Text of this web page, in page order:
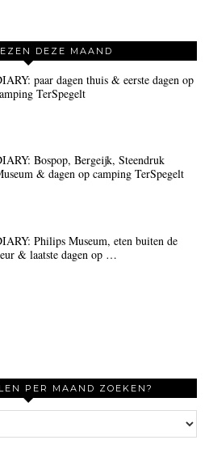
DEZE MAAND
paar dagen thuis & eerste dagen op
TerSpegelt
Bospop, Bergeijk, Steendruk
& dagen op camping TerSpegelt
Philips Museum, eten buiten de
& laatste dagen op …
PER MAAND ZOEKEN?